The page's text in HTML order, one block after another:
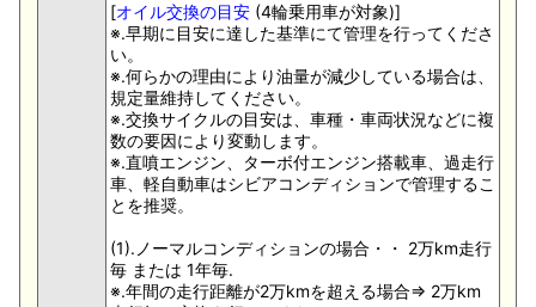
[オイル交換の目安(4輪乗用車が対象)]
※.早期に目安に達した基準にて管理を行ってくださ
い。
※.何らかの理由により油量が減少している場合は、
規定量維持してください。
※.交換サイクルの目安は、車種・車両状況などに複
数の要因により変動します。
※.直噴エンジン、ターボ付エンジン搭載車、過走行
車、軽自動車はシビアコンディションで管理するこ
とを推奨。
(1).ノーマルコンディションの場合・・ 2万km走行
毎 または 1年毎.
※.年間の走行距離が2万kmを超える場合⇒ 2万km